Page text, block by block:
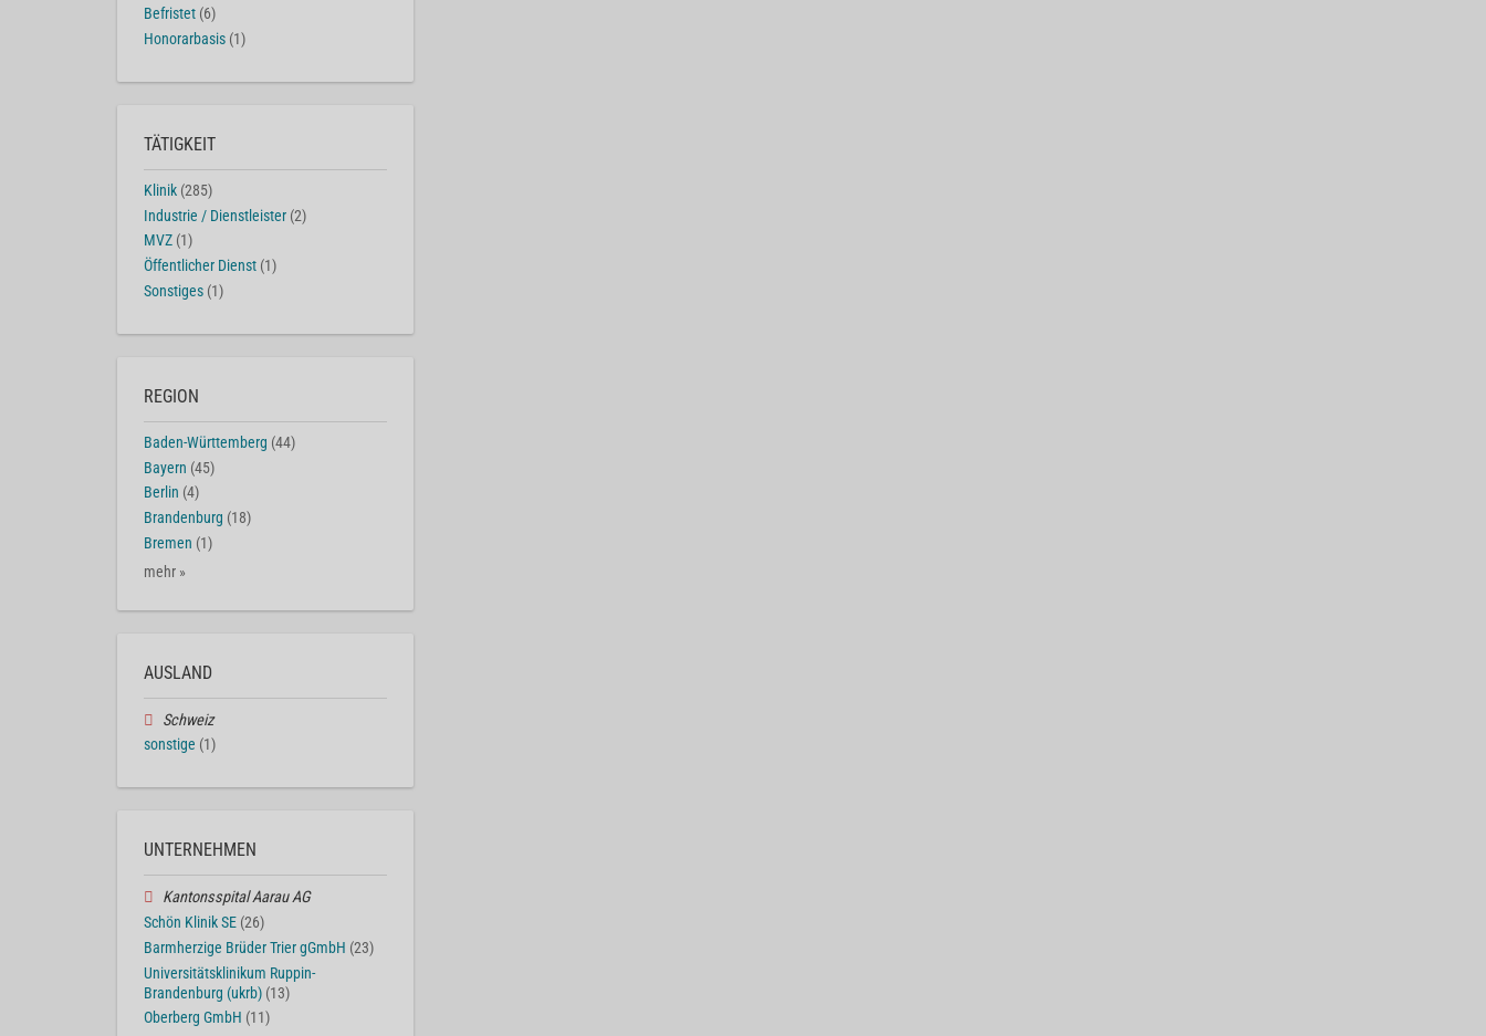
Befristet (6)
Honorarbasis (1)
TÄTIGKEIT
Klinik (285)
Industrie / Dienstleister (2)
MVZ (1)
Öffentlicher Dienst (1)
Sonstiges (1)
REGION
Baden-Württemberg (44)
Bayern (45)
Berlin (4)
Brandenburg (18)
Bremen (1)
mehr »
AUSLAND
Schweiz
sonstige (1)
UNTERNEHMEN
Kantonsspital Aarau AG
Schön Klinik SE (26)
Barmherzige Brüder Trier gGmbH (23)
Universitätsklinikum Ruppin-
Brandenburg (ukrb) (13)
Oberberg GmbH (11)